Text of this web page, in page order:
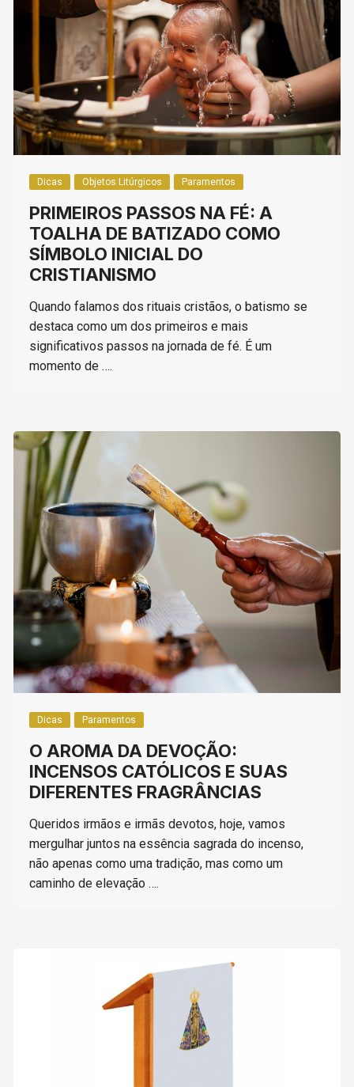
Dicas Objetos Litúrgicos Paramentos
PRIMEIROS PASSOS NA FÉ: A
TOALHA DE BATIZADO COMO
SÍMBOLO INICIAL DO
CRISTIANISMO
Quando falamos dos rituais cristãos, o batismo se
destaca como um dos primeiros e mais
significativos passos na jornada de fé. É um
momento de ….
Dicas Paramentos
O AROMA DA DEVOÇÃO:
INCENSOS CATÓLICOS E SUAS
DIFERENTES FRAGRÂNCIAS
Queridos irmãos e irmãs devotos, hoje, vamos
mergulhar juntos na essência sagrada do incenso,
não apenas como uma tradição, mas como um
caminho de elevação ….